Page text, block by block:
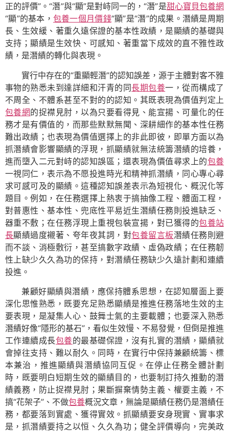
正的評價”。“潛”與“顯”是對峙同一的，“潛”是甜心寶貝包養網
“顯”的基本， 包養一個月價錢“顯”是“潛”的成果。潛績是周期
長、生效緩、著重久遠保證的基本性政績，是顯績的基礎與
支持；顯績是生效快、可感知、著重當下成效的直不雅性政
績，是潛績的轉化與表現。
實行中存在的“重顯輕潛”的認知誤差，源于主體對客不雅
事物的熟悉未到達詳細和汗青的同長期包養一，從而構成了
不周全、不體系甚至不對的的認知。其既表現為價值判定上
包養網的捉襟見肘，以為只要看得見、能宣揚、可量化的任
務才是有價值的，而那些默默無聞、深耕細作的基本性任務
難出政績；也表現為價值選擇上的非此即彼，即單方面以為
抓潛績會影響顯績的浮現，抓顯績就無法統籌潛績的培養，
進而墮入二元對峙的認知誤區；還表現為價值尋求上的包養
一視同仁，表示為不愿投進時光和精神抓潛績，同心專心尋
求可感可及的顯績。這種認知誤差表示為短視化、概況化等
題目。例如，在任務選擇上熱衷于搞抽像工程、體面工程，
對普惠性、基本性、兜底性平易近生潛績任務則投進缺乏、
器重不敷；在任務浮現上重視包裝宣揚，對已獲得的包養站
長顯績過度襯著、夸年夜其詞，對包養留言板潛績任務則避
而不談、消極敷衍，甚至搞數字政績、虛偽政績；在任務韌
性上缺少久久為功的保持，對潛績任務缺少久遠計劃和連續
投進。
兼顧好顯績與潛績，應保持體系思想，在認知層面上要
深化思惟熟悉，既要充足熟悉顯績是推進任務落地生效的主
要表現，是凝集人心、鼓舞士氣的主要載體；也要深入熟悉
潛績好像“隱形的基石”，看似生效慢、不易發覺，但倒是推進
工作連續成長包養的最基礎保證，沒有扎實的潛績，顯績就
會掉往支持、難以耐久。同時，在實行中保持兼顧統籌、標
本兼治，推進顯績與潛績協同互促。在停止任務全體計劃
時，既要明白短期生效的顯績目的，也要制訂持久推動的潛
績義務，防止捉襟見肘；果斷摒棄情勢主義、權要主義，不
搞“花架子”、不做包養概況文章，無論是顯績任務仍是潛績任
務，都要落到實處、獲得實效。抓顯績要安身現實、實事求
是，抓潛績要持之以恒、久久為功；健全評價導向，完美政